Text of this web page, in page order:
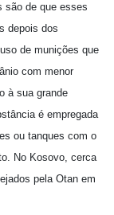
são de que esses
depois dos
de munições que
com menor
à sua grande
é empregada
ou tanques com o
No Kosovo, cerca
pela Otan em